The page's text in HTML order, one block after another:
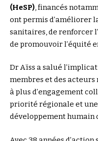
(HeSP), financés
ont permis d’améliorer
sanitaires, de renforcer
de promouvoir l’équité
Dr Aïss a salué
membres et des
à plus d’engagement
priorité régionale et
développement humain